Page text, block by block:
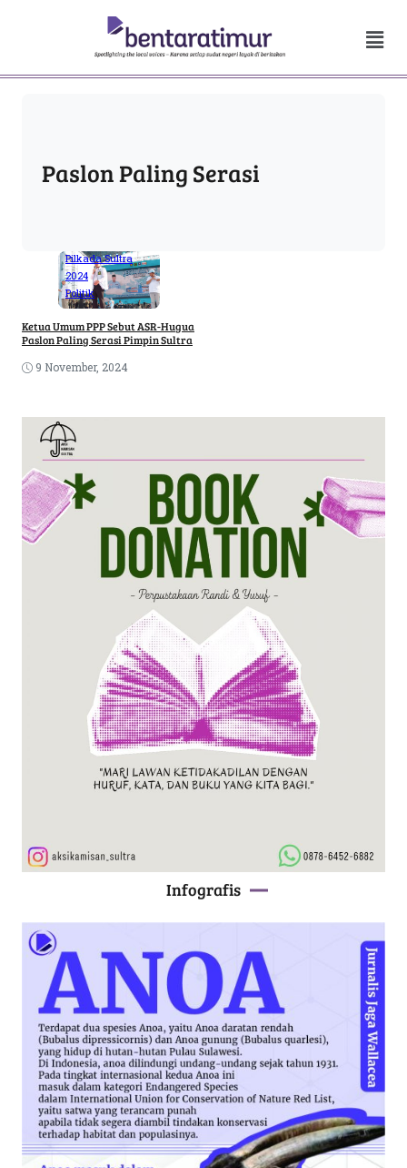
Paslon Paling Serasi
Pilkada Sultra
2024
Politik
Ketua Umum PPP Sebut ASR-Hugua
Paslon Paling Serasi Pimpin Sultra
9 November, 2024
Infografis